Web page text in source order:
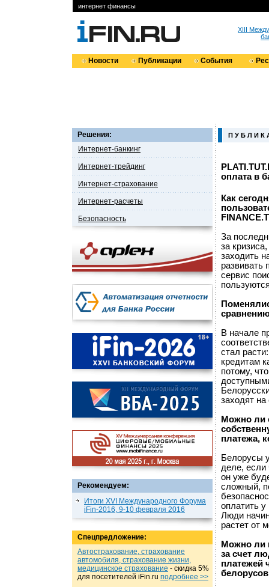
интернет финансы
XIII
Новости Публикации События
Решения:
Интернет-банкинг
Интернет-трейдинг
Интернет-страхование
Интернет-расчеты
Безопасность
Рекомендуем:
Итоги XVI Международного Форума
iFin-2016, 9-10 февраля 2016
Спецпредложение:
Автострахование, страхование
автомобиля, страхование жизни,
медицинское страхование - cкидка 5%
для посетителей iFin.ru подробнеe >>
П У Б Л И К
оплата в
Как
За
за
заходить
развивать
сервис
В начале
стал
кредитам
потому,
заходят
Можно ли
платежа,
Белорусы
деле, если
он уже
сложный,
оплатить
Люди
растет от
Можно ли
за счет
платежей